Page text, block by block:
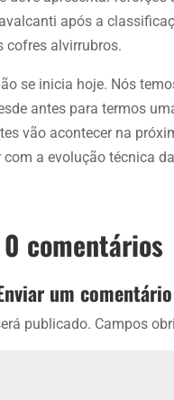
após a
cofres alvirrubros.
se inicia hoje. Nós
antes para termos
vão acontecer na
a evolução técnica
0 comentários
um comentário
publicado. Campos